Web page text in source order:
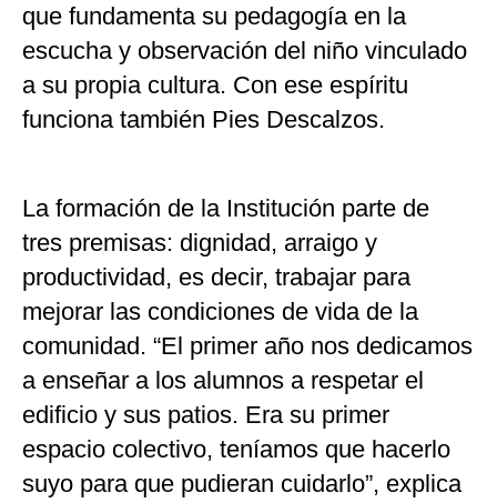
que fundamenta su pedagogía en la
escucha y observación del niño vinculado
a su propia cultura. Con ese espíritu
funciona también Pies Descalzos.
La formación de la Institución parte de
tres premisas: dignidad, arraigo y
productividad, es decir, trabajar para
mejorar las condiciones de vida de la
comunidad. “El primer año nos dedicamos
a enseñar a los alumnos a respetar el
edificio y sus patios. Era su primer
espacio colectivo, teníamos que hacerlo
suyo para que pudieran cuidarlo”, explica